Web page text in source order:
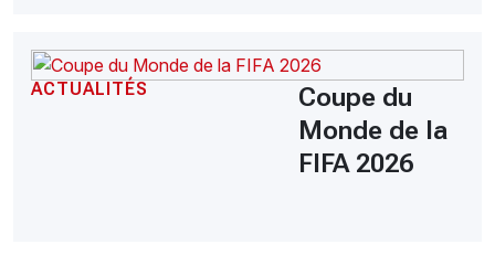
ACTUALITÉS
Coupe du
Monde de la
FIFA 2026